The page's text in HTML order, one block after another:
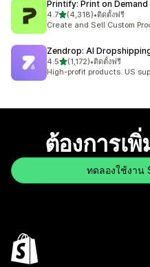
Printify: Print on Demand
4.7เต็ม 5 ดาว
(4,318)
ทั้งหมด 4318 รีวิว
•ติดตั้งฟรี
Create and Sell Custom
Zendrop: AI
4.5เต็ม 5 ดาว
(1,172)
ทั้งหมด 1172 รีวิว
•ติดตั้งฟรี
High-profit products. US
ต้องการเ
ทดลองใช้งาน